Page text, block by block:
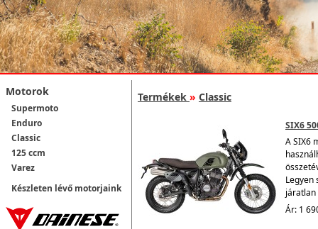
Motorok
Supermoto
Enduro
Classic
125 ccm
Varez
Készleten lévő motorjaink
Termékek » Classic
SIX6
A SIX6
Legyen
járatlan
Ár: 1